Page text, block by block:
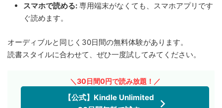
スマホで読める: 専用端末がなくても、スマホアプリです
ぐ読めます。
オーディブルと同じく30日間の無料体験があります。
読書スタイルに合わせて、ぜひ一度試してみてください。
＼30日間0円で読み放題！／
【公式】Kindle Unlimited